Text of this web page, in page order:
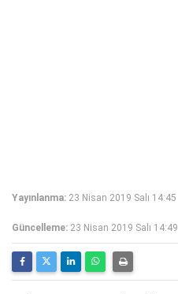
Yayınlanma: 23 Nisan 2019 Salı 14:45
Güncelleme: 23 Nisan 2019 Salı 14:49